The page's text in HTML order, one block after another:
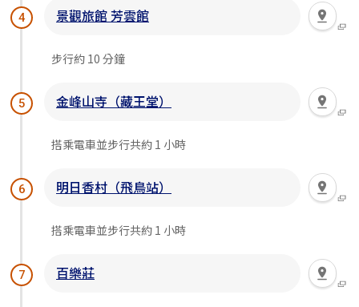
4 景觀旅館 芳雲館
步行約 10 分鐘
5 金峰山寺（藏王堂）
搭乘電車並步行共約 1 小時
6 明日香村（飛鳥站）
搭乘電車並步行共約 1 小時
7 百樂莊